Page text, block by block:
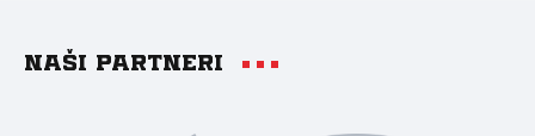
Naši partneri